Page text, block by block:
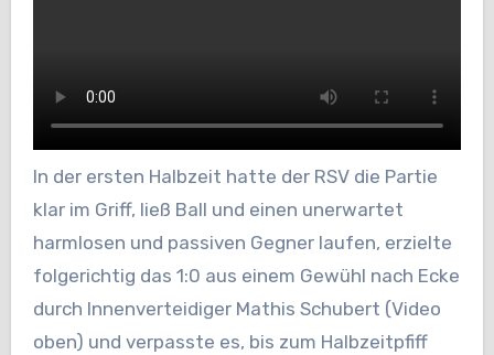
In der ersten Halbzeit hatte der RSV die Partie
klar im Griff, ließ Ball und einen unerwartet
harmlosen und passiven Gegner laufen, erzielte
folgerichtig das 1:0 aus einem Gewühl nach Ecke
durch Innenverteidiger Mathis Schubert (Video
oben) und verpasste es, bis zum Halbzeitpfiff